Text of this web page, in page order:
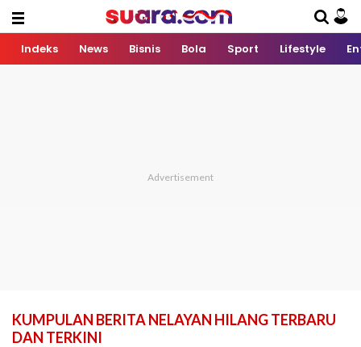
Indeks News Bisnis Bola Sport Lifestyle
KUMPULAN BERITA NELAYAN HILANG TERBARU
DAN TERKINI